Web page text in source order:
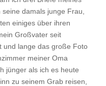
damals junge Frau,
einiges über ihren
Großvater seit
und lange das große Foto
meiner Oma
jünger als ich es heute
zu seinem Grab reisen,